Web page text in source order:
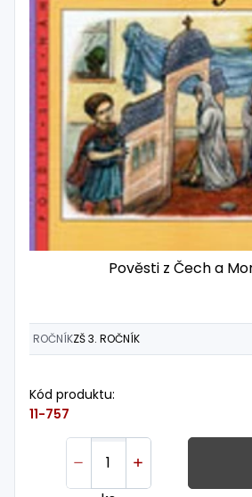
Pověsti z Čech a
ROČNÍKZŠ 3. ROČNÍK
Kód produktu:
11-757